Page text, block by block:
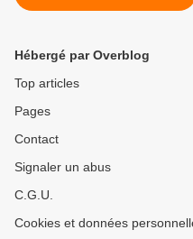
Hébergé par Overblog
Top articles
Pages
Contact
Signaler un abus
C.G.U.
Cookies et données